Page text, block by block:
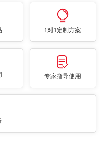
1对1定制方案
专家指导使用